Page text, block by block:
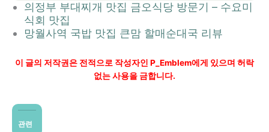
의정부 부대찌개 맛집 금오식당 방문기 – 수요미
식회 맛집
망월사역 국밥 맛집 큰맘 할매순대국 리뷰
이 글의 저작권은 전적으로 작성자인 P_Emblem에게 있으며 허락
없는 사용을 금합니다.
관련